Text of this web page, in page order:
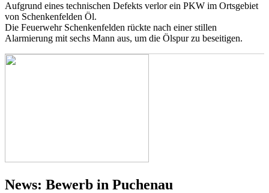
Aufgrund eines technischen Defekts verlor ein PKW im Ortsgebiet
von Schenkenfelden Öl.
Die Feuerwehr Schenkenfelden rückte nach einer stillen
Alarmierung mit sechs Mann aus, um die Ölspur zu beseitigen.
News: Bewerb in Puchenau